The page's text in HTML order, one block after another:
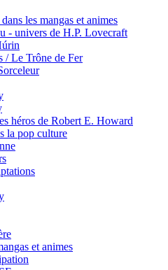
les mangas et animes
- univers de H.P. Lovecraft
/ Le Trône de Fer
héros de Robert E. Howard
la pop culture
et animes